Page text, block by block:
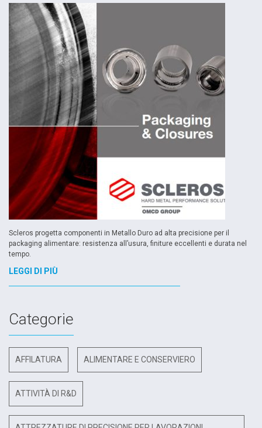
Scleros progetta componenti in Metallo Duro ad alta precisione per il
packaging alimentare: resistenza all’usura, finiture eccellenti e durata nel
tempo.
LEGGI DI PIÙ
Categorie
AFFILATURA ALIMENTARE E CONSERVIERO
ATTIVITÀ DI R&D